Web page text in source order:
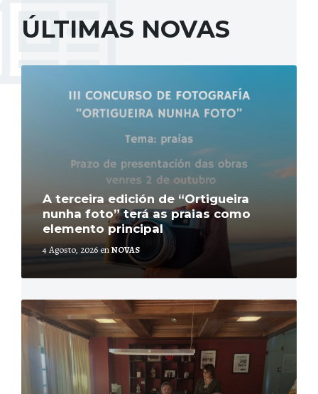
ÚLTIMAS NOVAS
A terceira edición de “Ortigueira
nunha foto” terá as praias como
elemento principal
4 Agosto, 2026 enNOVAS
More
More